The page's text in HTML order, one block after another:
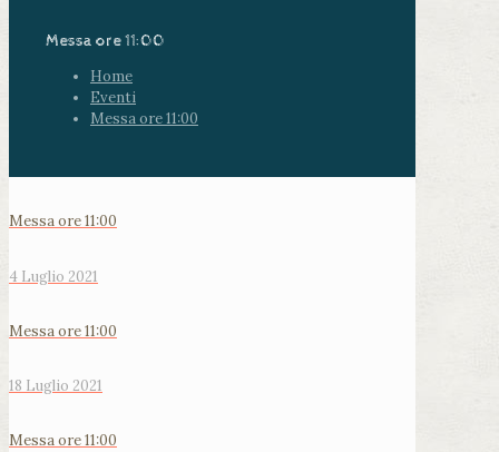
Messa ore 11:00
Home
Eventi
Messa ore 11:00
Messa ore 11:00
4 Luglio 2021
Messa ore 11:00
18 Luglio 2021
Messa ore 11:00